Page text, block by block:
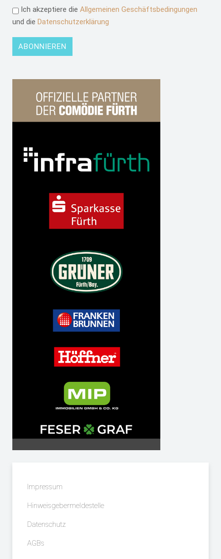
Ich akzeptiere die Allgemeinen Geschäftsbedingungen
und die Datenschutzerklärung
ABONNIEREN
Impressum
Hinweisgebermeldestelle
Datenschutz
AGBs